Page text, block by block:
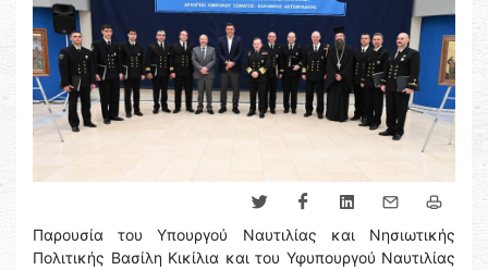
Παρουσία του Υπουργού Ναυτιλίας και Νησιωτικής
Πολιτικής Βασίλη Κικίλια και του Υφυπουργού Ναυτιλίας